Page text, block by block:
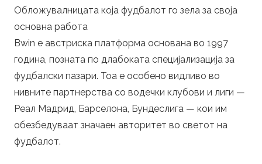
Обложувалницата која фудбалот го зела за своја
основна работа
Bwin е австриска платформа основана во 1997
година, позната по длабоката специјализација за
фудбалски пазари. Тоа е особено видливо во
нивните партнерства со водечки клубови и лиги —
Реал Мадрид, Барселона, Бундеслига — кои им
обезбедуваат значаен авторитет во светот на
фудбалот.